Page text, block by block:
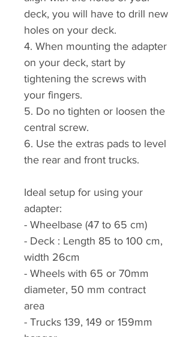
deck, you will have to drill new
holes on your deck.
4. When mounting the adapter
on your deck, start by
tightening the screws with
your fingers.
5. Do no tighten or loosen the
central screw.
6. Use the extras pads to level
the rear and front trucks.
Ideal setup for using your
adapter:
- Wheelbase (47 to 65 cm)
- Deck : Length 85 to 100 cm,
width 26cm
- Wheels with 65 or 70mm
diameter, 50 mm contract
area
- Trucks 139, 149 or 159mm